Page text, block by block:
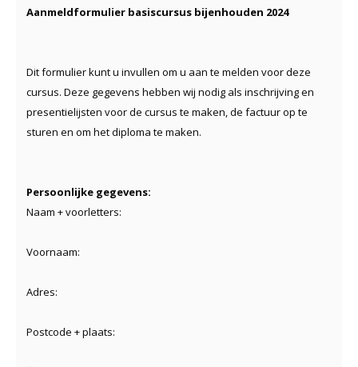
Aanmeldformulier basiscursus bijenhouden 2024
Dit formulier kunt u invullen om u aan te melden voor deze
cursus. Deze gegevens hebben wij nodig als inschrijving en
presentielijsten voor de cursus te maken, de factuur op te
sturen en om het diploma te maken.
Persoonlijke gegevens:
Naam + voorletters:
Voornaam:
Adres:
Postcode + plaats: